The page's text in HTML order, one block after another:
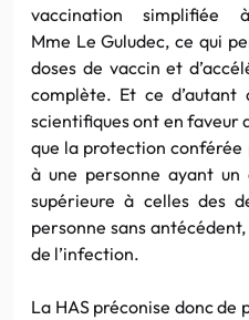
vaccination
Mme Le Guludec, ce qui
doses de vaccin et
complète. Et ce d’autant
scientifiques ont en faveur
que la protection conférée
à une personne ayant un
supérieure à celles des
personne sans
de l’infection.
La HAS préconise donc